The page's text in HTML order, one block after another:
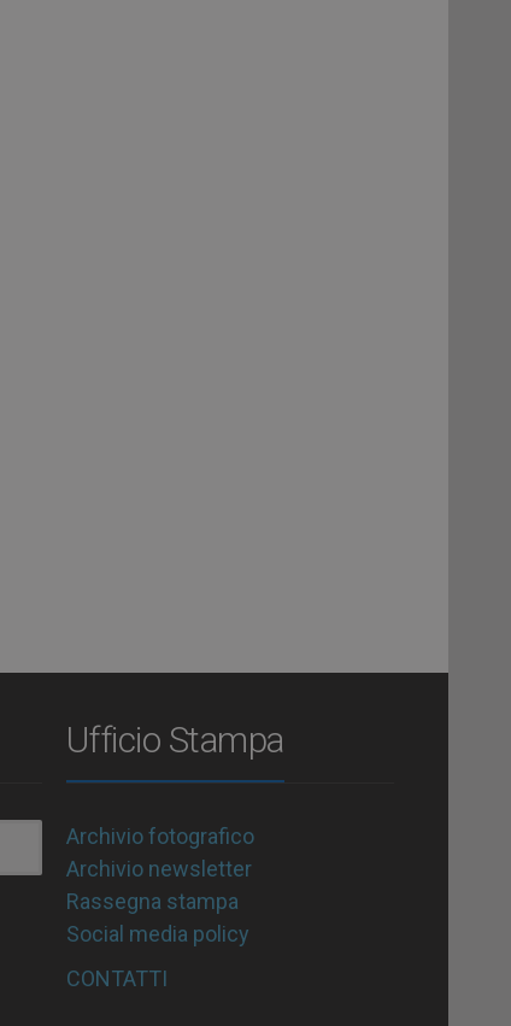
Ufficio Stampa
Archivio fotografico
Archivio newsletter
Rassegna stampa
Social media policy
CONTATTI